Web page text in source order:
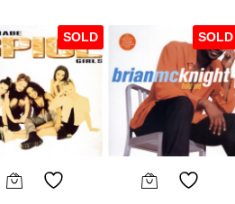
SOLD SOLD